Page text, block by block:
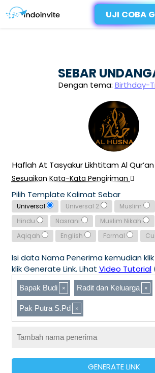
UJI COBA
SEBAR
Dengan tema: Birthday-
Haflah At Tasyakur Likhtitam Al
Sesuaikan Kata-Kata Pengiriman
Pilih Template Kalimat Sebar
Universal Universal 2 Muslim
Hindu
Nasrani Muslim Nikah
Aqiqah
English Formal
Isi data Nama Penerima kemudian
klik Generate Link. Lihat Video Tutorial
Bapak Budi Radit dan Keluarga
Pak Putra S.Pd
GENERATE LINK